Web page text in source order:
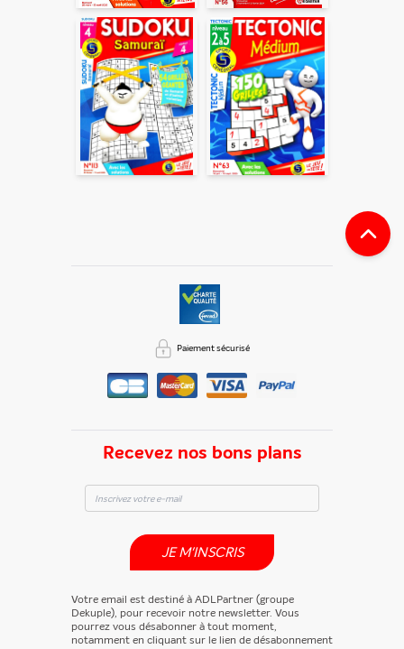
ENVOYER
En partageant du contenu, vous acceptez que ces
informations soient traitées par ADLPartner (groupe
Dékuple), responsable de traitement, pour donner suite à
votre demande de recommandation auprès de votre ami.
Vous certifiez également ne pas envoyer d’email indésirable.
Votre adresse email et celle de votre ami ne sont utilisées que
pour cet envoi à la suite duquel elles seront
Recevez nos bons plans
JE M'INSCRIS
Votre email est destiné à ADLPartner (groupe
Dekuple), pour recevoir notre newsletter. Vous
pourrez vous désabonner à tout moment,
notamment en cliquant sur le lien de désabonnement
Paiement sécurisé